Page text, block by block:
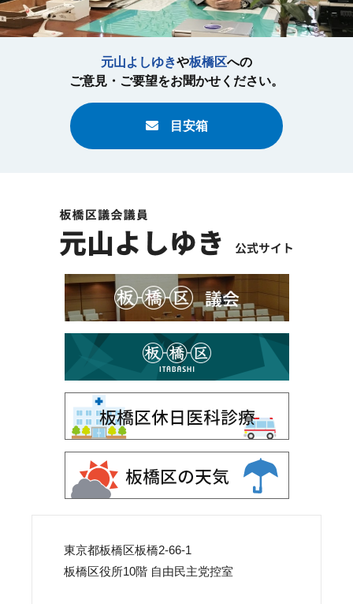
元山よしゆきや板橋区への
ご意見・ご要望をお聞かせください。
目安箱
東京都板橋区板橋2-66-1
板橋区役所10階 自由民主党控室